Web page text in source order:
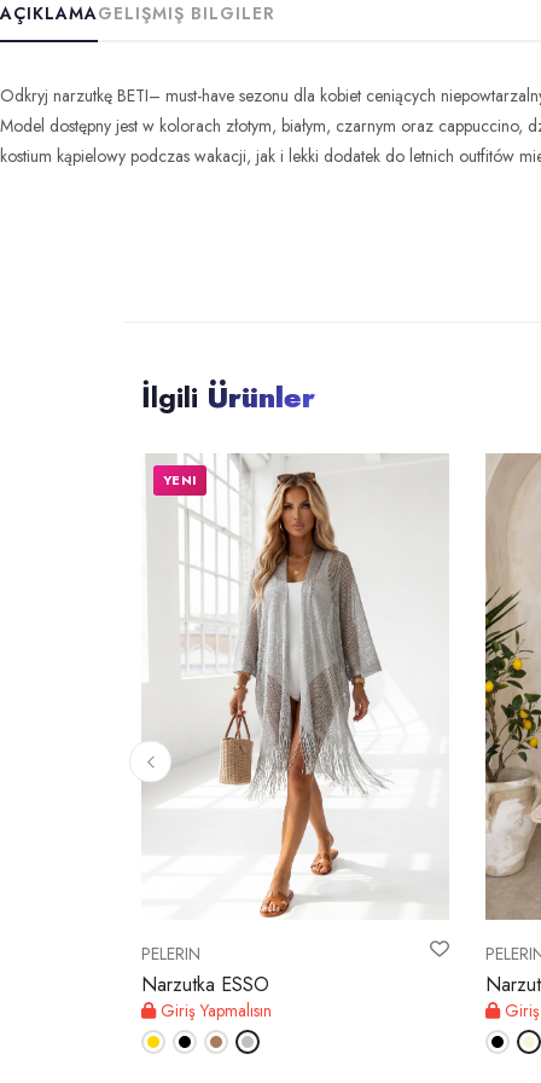
AÇIKLAMAGELIŞMIŞ BILGILER
Odkryj narzutkę BETI– must-have sezonu dla kobiet ceniących
Model dostępny jest w kolorach złotym, białym, czarnym oraz
kostium kąpielowy podczas wakacji, jak i lekki dodatek do letnich outfitów
İlgili Ürünler
PELERIN
Narzutka ESSO
Giriş Yapmalısın
YENI
Giriş